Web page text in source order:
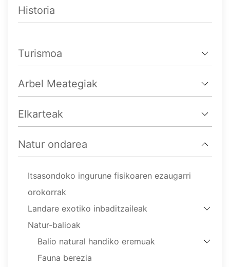
Historia
Turismoa
Arbel Meategiak
Elkarteak
Natur ondarea
Itsasondoko ingurune fisikoaren ezaugarri
orokorrak
Landare exotiko inbaditzaileak
Natur-balioak
Balio natural handiko eremuak
Fauna berezia